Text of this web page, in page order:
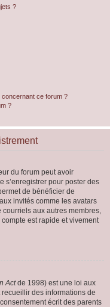
?
ce forum ?
?
du forum peut avoir
s’enregistrer pour poster des
de bénéficier de
invités comme les avatars
aux autres membres,
compte est rapide et vivement
Actde 1998) est une loi aux
des informations de
écrit des parents